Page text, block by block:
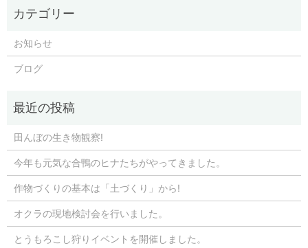
お知らせ
ブログ
田んぼの生き物観察!
今年も元気な合鴨のヒナたちがやってきました。
作物づくりの基本は「土づくり」から!
オクラの現地検討会を行いました。
とうもろこし狩りイベントを開催しました。